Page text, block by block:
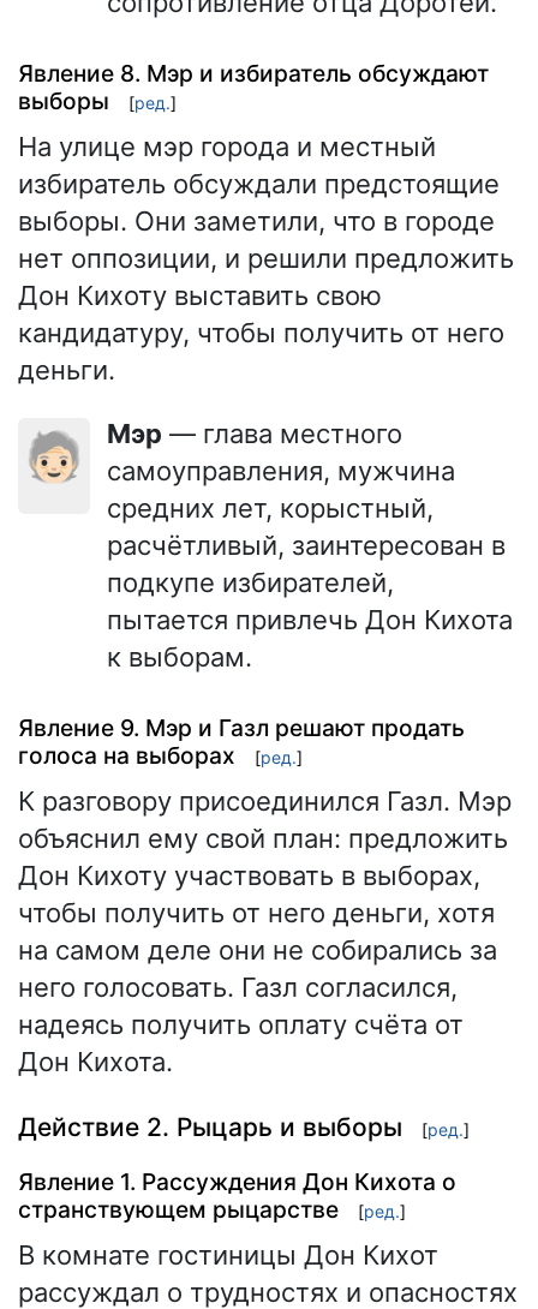
Явление 8. Мэр и избиратель обсуждают
выборы
[ред.]
На улице мэр города и местный
избиратель обсуждали предстоящие
выборы. Они заметили, что в городе
нет оппозиции, и решили предложить
Дон Кихоту выставить свою
кандидатуру, чтобы получить от него
деньги.
🧓🏻 Мэр — глава местного
самоуправления, мужчина
средних лет, корыстный,
расчётливый, заинтересован в
подкупе избирателей,
пытается привлечь Дон Кихота
к выборам.
Явление 9. Мэр и Газл решают продать
голоса на выборах
[ред.]
К разговору присоединился Газл. Мэр
объяснил ему свой план: предложить
Дон Кихоту участвовать в выборах,
чтобы получить от него деньги, хотя
на самом деле они не собирались за
него голосовать. Газл согласился,
надеясь получить оплату счёта от
Дон Кихота.
Действие 2. Рыцарь и выборы [ред.]
Явление 1. Рассуждения Дон Кихота о
странствующем рыцарстве
[ред.]
В комнате гостиницы Дон Кихот
рассуждал о трудностях и опасностях